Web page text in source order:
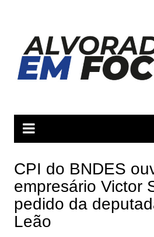
conteúdo
CPI do BNDES
empresário Victor
pedido da
Leão